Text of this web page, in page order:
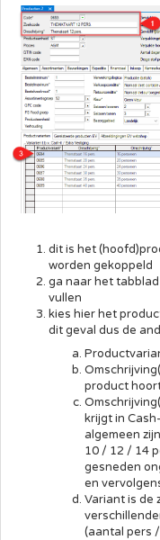
dit is het
worden gekoppeld
ga naar het
vullen
kies hier het
dit geval dus de
product
krijgt in
algemeen
10 / 12 / 14
gesneden
en
Variant is de
(aantal pers